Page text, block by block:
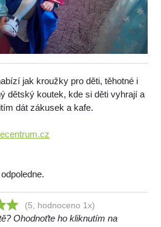
jak kroužky pro děti, těhotné i
dětský koutek, kde si děti vyhrají a
dát zákusek a kafe.
(5, hodnoceno 1x)
Ohodnoťte ho kliknutím na